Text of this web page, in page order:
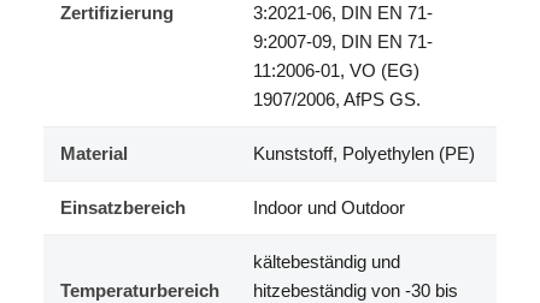
Zertifizierung
3:2021-06, DIN EN 71-
9:2007-09, DIN EN 71-
11:2006-01, VO (EG)
1907/2006, AfPS GS.
Material Kunststoff, Polyethylen (PE)
Einsatzbereich Indoor und Outdoor
Temperaturbereich
kältebeständig und
hitzebeständig von -30 bis